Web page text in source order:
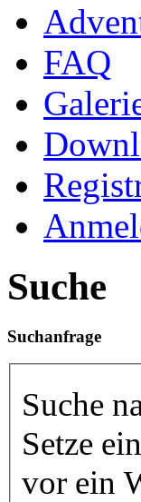
FAQ
Suche
Suchanfrage
Suche
Setze ein
vor ein